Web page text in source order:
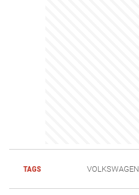
TAGS VOLKSWAGEN